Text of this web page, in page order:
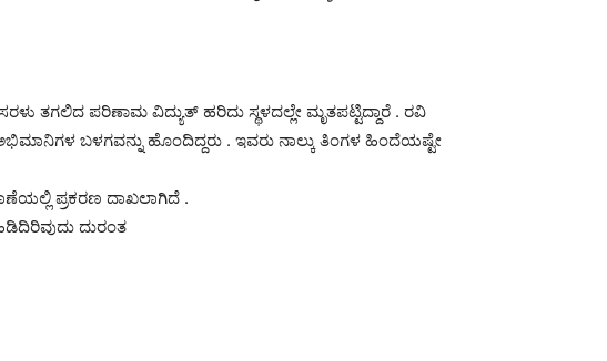
ತಗಲಿದ ಪರಿಣಾಮ ವಿದ್ಯುತ್ ಹರಿದು ಸ್ಥಳದಲ್ಲೇ ಮೃತಪಟ್ಟಿದ್ದಾರೆ . ರವಿ
ಬಳಗವನ್ನು ಹೊಂದಿದ್ದರು . ಇವರು ನಾಲ್ಕು ತಿಂಗಳ ಹಿಂದೆಯಷ್ಟೇ
ಪ್ರಕರಣ ದಾಖಲಾಗಿದೆ .
ದುರಂತ